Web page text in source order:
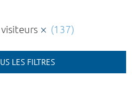
(137)
LES FILTRES